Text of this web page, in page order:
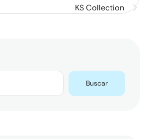
KS Collection
Buscar